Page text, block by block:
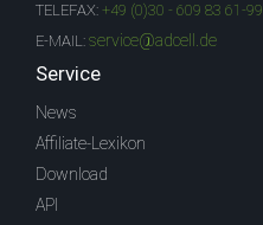
TELEFAX: +49 (0)30 - 609 83 61-99
E-MAIL: service@adcell.de
Service
News
Affiliate-Lexikon
Download
API